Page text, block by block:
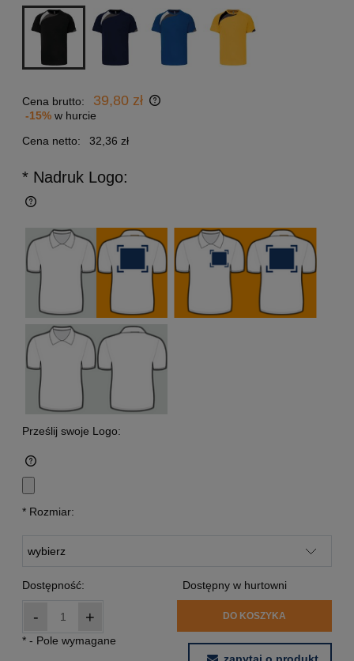
Cena brutto: 39,80 zł
-15% w hurcie
Cena netto:
32,36 zł
* Nadruk Logo:
Prześlij swoje Logo:
* Rozmiar:
Dostępność: Dostępny w hurtowni
- + DO KOSZYKA
* - Pole wymagane
zapytaj o produkt